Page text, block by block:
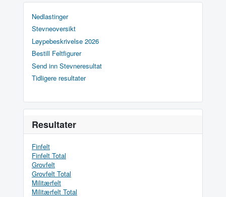
Nedlastinger
Stevneoversikt
Løypebeskrivelse 2026
Bestill Feltfigurer
Send inn Stevneresultat
Tidligere resultater
Resultater
Finfelt
Finfelt Total
Grovfelt
Grovfelt Total
Militærfelt
Militærfelt Total